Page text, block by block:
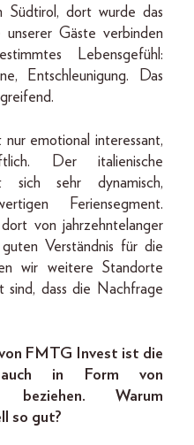
Südtirol, dort wurde das
Gäste verbinden
Lebensgefühl:
Entschleunigung. Das
emotional interessant,
Der italienische
sich sehr dynamisch,
Feriensegment.
von jahrzehntelanger
Verständnis für die
wir weitere Standorte
sind, dass die Nachfrage
FMTG Invest ist die
auch in Form von
beziehen. Warum
so gut?